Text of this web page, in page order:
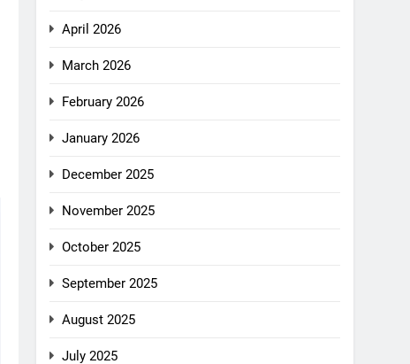
April 2026
March 2026
February 2026
January 2026
December 2025
November 2025
October 2025
September 2025
August 2025
July 2025